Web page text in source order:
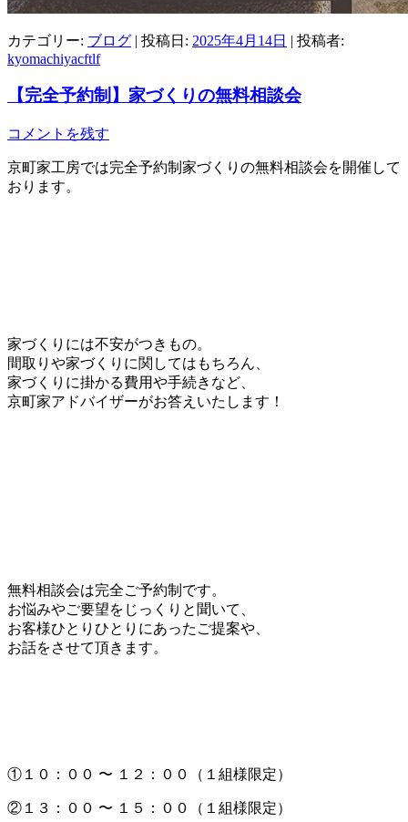
カテゴリー: ブログ | 投稿日: 2025年4月14日 | 投稿者:
kyomachiyacftlf
【完全予約制】家づくりの無料相談会
コメントを残す
京町家工房では完全予約制家づくりの無料相談会を開催して
おります。
家づくりには不安がつきもの。
間取りや家づくりに関してはもちろん、
家づくりに掛かる費用や手続きなど、
京町家アドバイザーがお答えいたします！
無料相談会は完全ご予約制です。
お悩みやご要望をじっくりと聞いて、
お客様ひとりひとりにあったご提案や、
お話をさせて頂きます。
①１０：００ 〜 １２：００（１組様限定）
②１３：００ 〜 １５：００（１組様限定）